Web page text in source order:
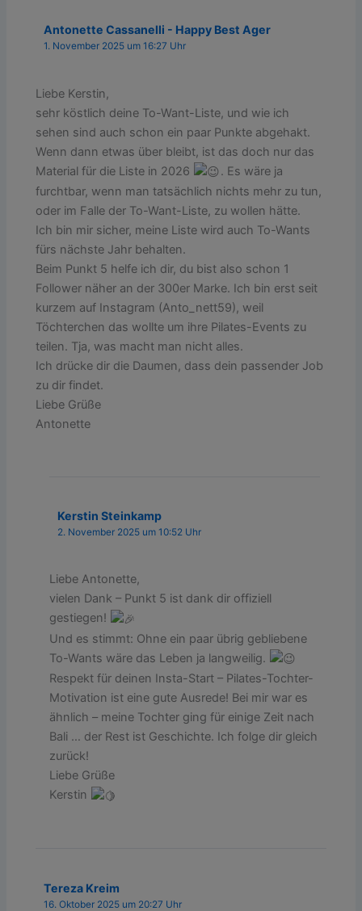
Antonette Cassanelli - Happy Best Ager
1. November 2025 um 16:27 Uhr
Liebe Kerstin,
sehr köstlich deine To-Want-Liste, und wie ich
sehen sind auch schon ein paar Punkte abgehakt.
Wenn dann etwas über bleibt, ist das doch nur das
Material für die Liste in 2026
. Es wäre ja
furchtbar, wenn man tatsächlich nichts mehr zu tun,
oder im Falle der To-Want-Liste, zu wollen hätte.
Ich bin mir sicher, meine Liste wird auch To-Wants
fürs nächste Jahr behalten.
Beim Punkt 5 helfe ich dir, du bist also schon 1
Follower näher an der 300er Marke. Ich bin erst seit
kurzem auf Instagram (Anto_nett59), weil
Töchterchen das wollte um ihre Pilates-Events zu
teilen. Tja, was macht man nicht alles.
Ich drücke dir die Daumen, dass dein passender Job
zu dir findet.
Liebe Grüße
Antonette
Kerstin Steinkamp
2. November 2025 um 10:52 Uhr
Liebe Antonette,
vielen Dank – Punkt 5 ist dank dir offiziell
gestiegen!
Und es stimmt: Ohne ein paar übrig gebliebene
To-Wants wäre das Leben ja langweilig.
Respekt für deinen Insta-Start – Pilates-Tochter-
Motivation ist eine gute Ausrede! Bei mir war es
ähnlich – meine Tochter ging für einige Zeit nach
Bali … der Rest ist Geschichte. Ich folge dir gleich
zurück!
Liebe Grüße
Kerstin
Tereza Kreim
16. Oktober 2025 um 20:27 Uhr